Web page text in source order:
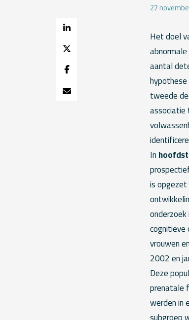
27
Het doel
aantal
tweede
associatie
In
is
cognitieve
vrouwen
2002 en
Deze
prenatale
werden in